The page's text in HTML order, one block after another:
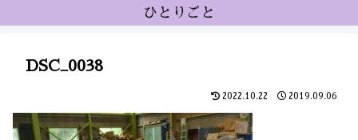
ひとりごと
DSC_0038
2022.10.22 2019.09.06